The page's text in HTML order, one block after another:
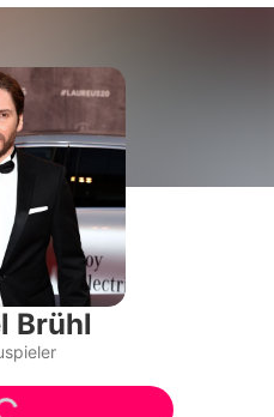
Serien
& Liebe
Exklusiv
Promiflash
Brühl